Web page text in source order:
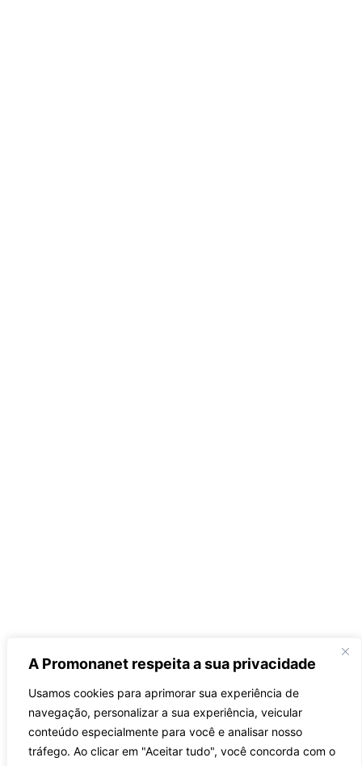
A Promonanet respeita a sua privacidade
Usamos cookies para aprimorar sua experiência de
navegação, personalizar a sua experiência, veicular
conteúdo especialmente para você e analisar nosso
tráfego. Ao clicar em "Aceitar tudo", você concorda com o